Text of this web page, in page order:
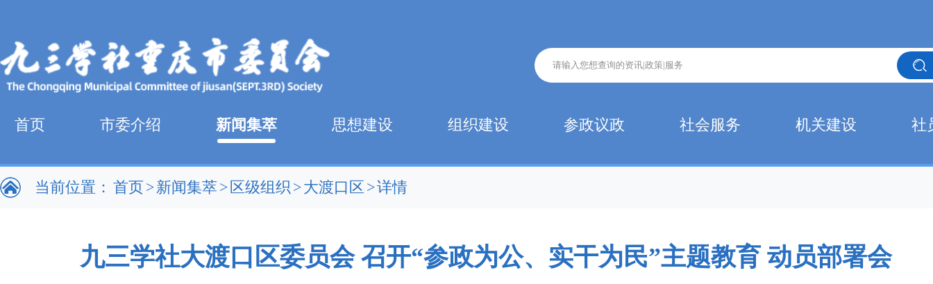
首页 市委介绍 新闻集萃 思想建设 组织建设 参政议政 社会服务 机关建设 社
当前位置： 首页 >新闻集萃 > 区级组织 >大渡口区 >详情
九三学社大渡口区委员会 召开“参政为公、实干为民”主题教育 动员部署会